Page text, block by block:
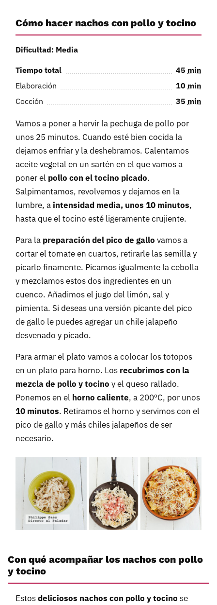
Cómo hacer nachos con pollo y tocino
Dificultad: Media
Tiempo total 45 min
Elaboración
10 min
Cocción
35 min
Vamos a poner a hervir la pechuga de pollo por
unos 25 minutos. Cuando esté bien cocida la
dejamos enfriar y la deshebramos. Calentamos
aceite vegetal en un sartén en el que vamos a
poner el pollo con el tocino picado.
Salpimentamos, revolvemos y dejamos en la
lumbre, a intensidad media, unos 10 minutos,
hasta que el tocino esté ligeramente crujiente.
Para la preparación del pico de gallo vamos a
cortar el tomate en cuartos, retirarle las semilla y
picarlo finamente. Picamos igualmente la cebolla
y mezclamos estos dos ingredientes en un
cuenco. Añadimos el jugo del limón, sal y
pimienta. Si deseas una versión picante del pico
de gallo le puedes agregar un chile jalapeño
desvenado y picado.
Para armar el plato vamos a colocar los totopos
en un plato para horno. Los recubrimos con la
mezcla de pollo y tocino y el queso rallado.
Ponemos en el horno caliente, a 200ºC, por unos
10 minutos. Retiramos el horno y servimos con el
pico de gallo y más chiles jalapeños de ser
necesario.
Con qué acompañar los nachos con pollo
y tocino
Estosdeliciosos nachos con pollo y tocino se